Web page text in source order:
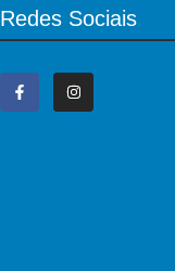
Redes Sociais